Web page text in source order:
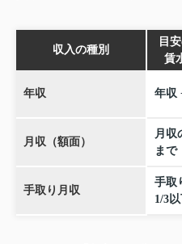
収入の種別
目
賃
年収 年収
月収（額面）
月収
まで
手取り月収
手取
1/3